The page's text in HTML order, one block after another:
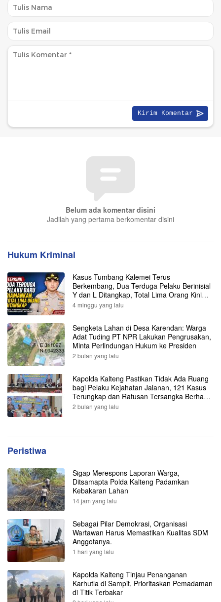
Belum ada komentar disini
Jadilah yang pertama berkomentar disini
Hukum Kriminal
Kasus Tumbang Kalemei Terus
Berkembang, Dua Terduga Pelaku Berinisial
Y dan L Ditangkap, Total Lima Orang Kini
Diamankan Polisi
4 minggu yang lalu
Sengketa Lahan di Desa Karendan: Warga
Adat Tuding PT NPR Lakukan Pengrusakan,
Minta Perlindungan Hukum ke Presiden
2 bulan yang lalu
Kapolda Kalteng Pastikan Tidak Ada Ruang
bagi Pelaku Kejahatan Jalanan, 121 Kasus
Terungkap dan Ratusan Tersangka Berhasil
Dibekuk
2 bulan yang lalu
Peristiwa
Sigap Merespons Laporan Warga,
Ditsamapta Polda Kalteng Padamkan
Kebakaran Lahan
14 jam yang lalu
Sebagai Pilar Demokrasi, Organisasi
Wartawan Harus Memastikan Kualitas SDM
Anggotanya.
1 hari yang lalu
Kapolda Kalteng Tinjau Penanganan
Karhutla di Sampit, Prioritaskan Pemadaman
di Titik Terbakar